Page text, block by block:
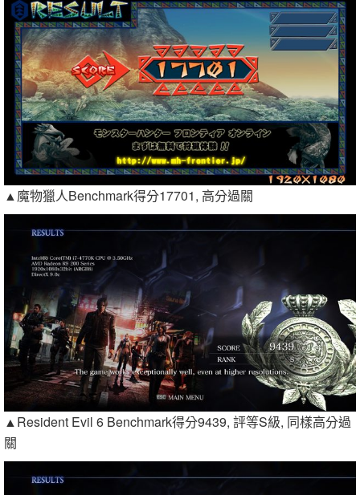
▲魔物獵人Benchmark得分17701, 高分過關
▲Resident Evil 6 Benchmark得分9439, 評等S級, 同樣高分過
關